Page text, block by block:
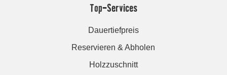
Top-Services
Dauertiefpreis
Reservieren & Abholen
Holzzuschnitt